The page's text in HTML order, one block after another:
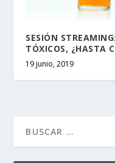
SESIÓN
TÓXICOS, ¿HASTA
19 junio, 2019